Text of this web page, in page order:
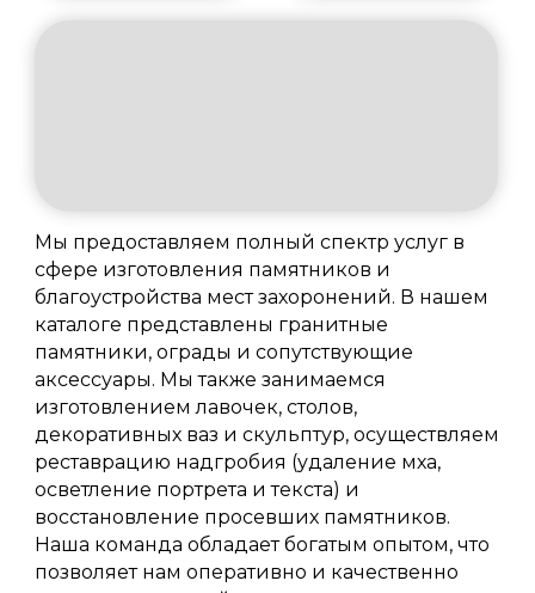
Мы предоставляем полный спектр услуг в
сфере изготовления памятников и
благоустройства мест захоронений. В нашем
каталоге представлены гранитные
памятники, ограды и сопутствующие
аксессуары. Мы также занимаемся
изготовлением лавочек, столов,
декоративных ваз и скульптур, осуществляем
реставрацию надгробия (удаление мха,
осветление портрета и текста) и
восстановление просевших памятников.
Наша команда обладает богатым опытом, что
позволяет нам оперативно и качественно